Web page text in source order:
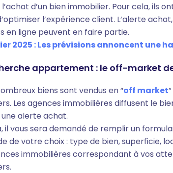
d’un bien immobilier. Pour cela, ils
l’expérience client. L’alerte
en ligne peuvent en faire partie.
2025 : Les prévisions annoncent une
appartement : le off-market
biens sont vendus en “off market
Les agences immobilières diffusent le
alerte achat.
il vous sera demandé de remplir un
de votre choix : type de bien, superficie,
immobilières correspondant à vos